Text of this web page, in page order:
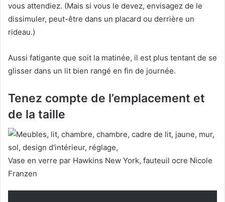
vous attendiez. (Mais si vous le devez, envisagez de le
dissimuler, peut-être dans un placard ou derrière un
rideau.)
Aussi fatigante que soit la matinée, il est plus tentant de se
glisser dans un lit bien rangé en fin de journée.
Tenez compte de l’emplacement et
de la taille
Vase en verre par Hawkins New York, fauteuil ocre Nicole
Franzen